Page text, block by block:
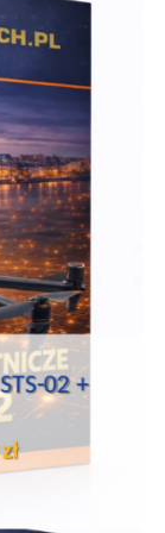
02 +
cena
wynosi:
12,000.00 zł.